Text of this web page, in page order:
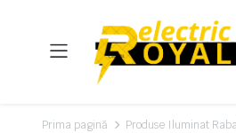
Prima pagină Produse Iluminat